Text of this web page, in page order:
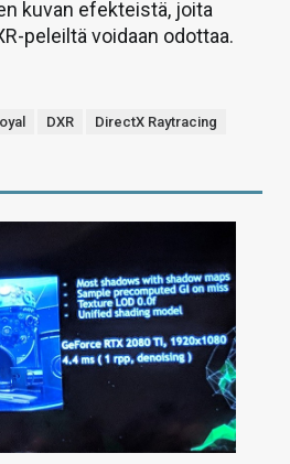
kuvan efekteistä, joita
peleiltä voidaan odottaa.
DXR
DirectX Raytracing